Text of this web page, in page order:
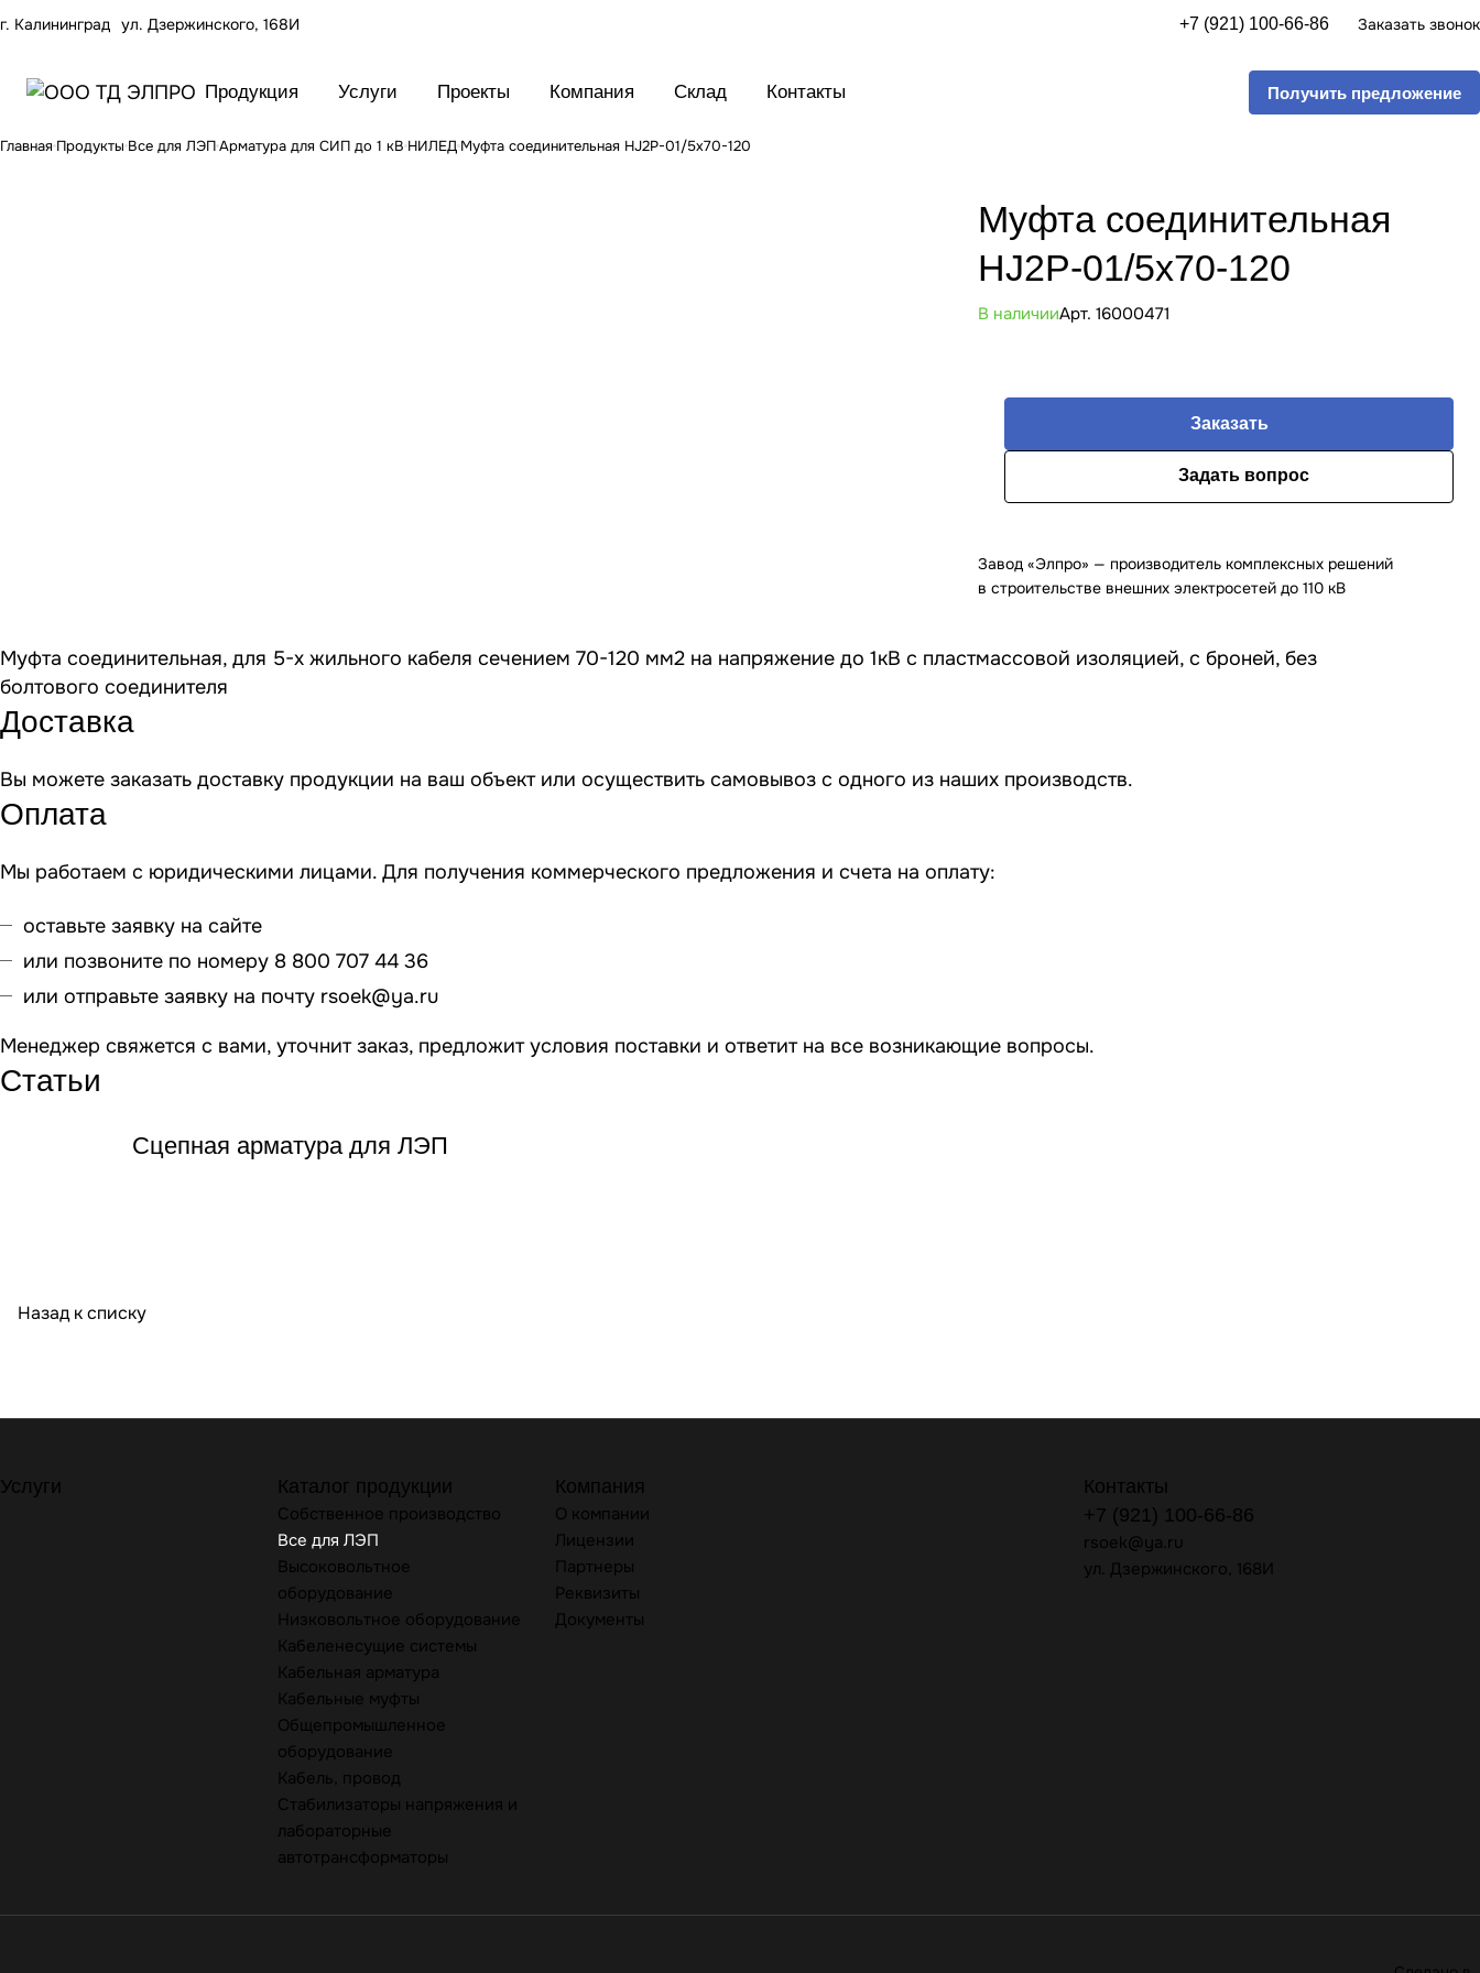
г. Калининград ул. Дзержинского, 168И +7 (921) 100-66-86 Заказать звонок
Продукция Услуги Проекты Компания Склад Контакты Получить предложение
Главная Продукты Все для ЛЭПАрматура для СИП до 1 кВ НИЛЕД Муфта соединительная HJ2P-01/5x70-120
Муфта соединительная
HJ2P-01/5x70-120
В наличииАрт. 16000471
Заказать
Задать вопрос
Завод «Элпро» — производитель комплексных решений
в строительстве внешних электросетей до 110 кВ
Муфта соединительная, для 5-х жильного кабеля сечением 70-120 мм2 на напряжение до 1кВ с пластмассовой изоляцией, с броней, без
болтового соединителя
Доставка
Вы можете заказать доставку продукции на ваш объект или осуществить самовывоз с одного из наших производств.
Оплата
Мы работаем с юридическими лицами. Для получения коммерческого предложения и счета на оплату:
оставьте заявку на сайте
или позвоните по номеру 8 800 707 44 36
или отправьте заявку на почту rsoek@ya.ru
Менеджер свяжется с вами, уточнит заказ, предложит условия поставки и ответит на все возникающие вопросы.
Статьи
Сцепная арматура для ЛЭП
Назад к списку
Услуги
Каталог продукции
Собственное производство
Все для ЛЭП
Высоковольтное
оборудование
Низковольтное оборудование
Кабеленесущие системы
Кабельная арматура
Кабельные муфты
Общепромышленное
оборудование
Кабель, провод
Стабилизаторы напряжения и
лабораторные
автотрансформаторы
Компания
О компании
Лицензии
Партнеры
Реквизиты
Документы
Контакты
+7 (921) 100-66-86
rsoek@ya.ru
ул. Дзержинского, 168И